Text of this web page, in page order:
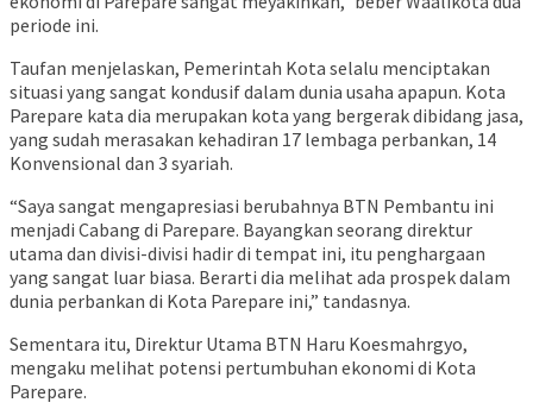
periode ini.
Taufan menjelaskan, Pemerintah Kota selalu menciptakan
situasi yang sangat kondusif dalam dunia usaha apapun. Kota
Parepare kata dia merupakan kota yang bergerak dibidang jasa,
yang sudah merasakan kehadiran 17 lembaga perbankan, 14
Konvensional dan 3 syariah.
“Saya sangat mengapresiasi berubahnya BTN Pembantu ini
menjadi Cabang di Parepare. Bayangkan seorang direktur
utama dan divisi-divisi hadir di tempat ini, itu penghargaan
yang sangat luar biasa. Berarti dia melihat ada prospek dalam
dunia perbankan di Kota Parepare ini,” tandasnya.
Sementara itu, Direktur Utama BTN Haru Koesmahrgyo,
mengaku melihat potensi pertumbuhan ekonomi di Kota
Parepare.